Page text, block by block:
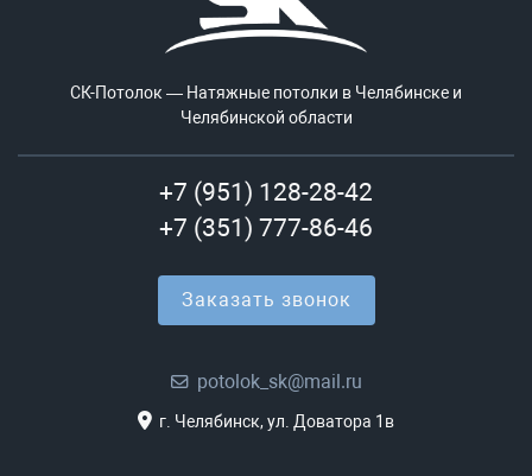
СК-Потолок — Натяжные потолки в Челябинске и
Челябинской области
+7 (951) 128-28-42
+7 (351) 777-86-46
Заказать звонок
potolok_sk@mail.ru
г. Челябинск, ул. Доватора 1в